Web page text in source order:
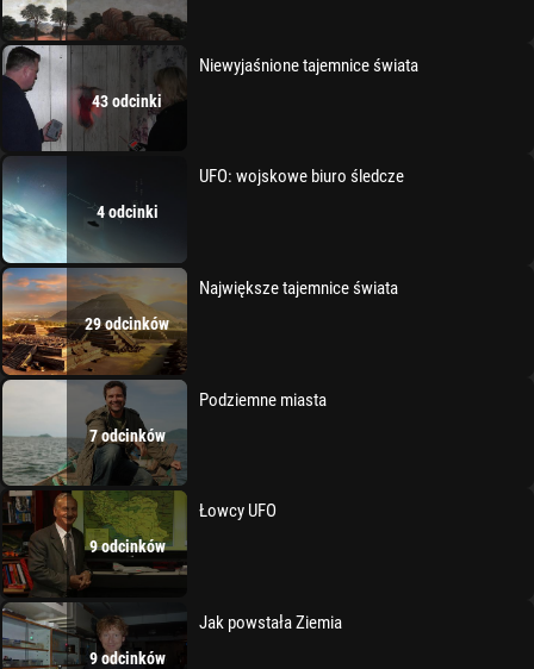
43 odcinki
Niewyjaśnione tajemnice świata
4 odcinki
UFO: wojskowe biuro śledcze
29 odcinków
Największe tajemnice świata
7 odcinków
Podziemne miasta
9 odcinków
Łowcy UFO
9 odcinków
Jak powstała Ziemia